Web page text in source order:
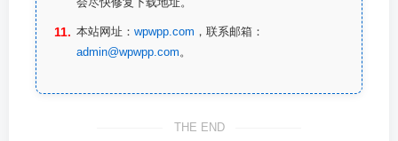
本站网址： wpwpp.com ，联系邮箱：
admin@wpwpp.com 。
THE END